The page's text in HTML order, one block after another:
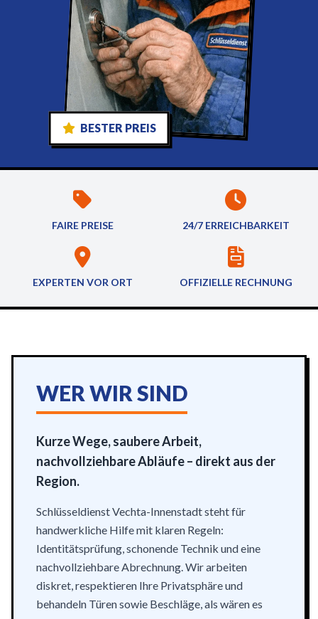
BESTER PREIS
FAIRE PREISE 24/7 ERREICHBARKEIT
EXPERTEN VOR ORT OFFIZIELLE RECHNUNG
WER WIR SIND
Kurze Wege, saubere Arbeit,
nachvollziehbare Abläufe – direkt aus der
Region.
Schlüsseldienst Vechta-Innenstadt steht für
handwerkliche Hilfe mit klaren Regeln:
Identitätsprüfung, schonende Technik und eine
nachvollziehbare Abrechnung. Wir arbeiten
diskret, respektieren Ihre Privatsphäre und
behandeln Türen sowie Beschläge, als wären es